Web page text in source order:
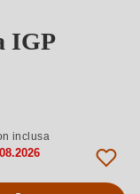
IGP
inclusa